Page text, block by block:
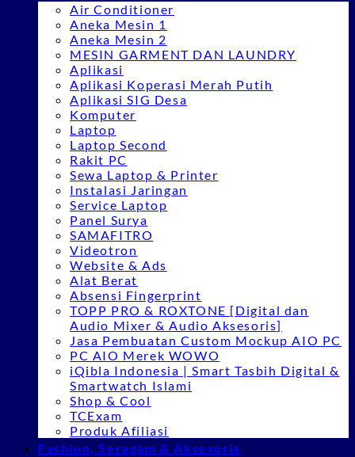
Air Conditioner
Aneka Mesin 1
Aneka Mesin 2
MESIN GARMENT DAN LAUNDRY
Aplikasi
Aplikasi Koperasi Merah Putih
Aplikasi SIG Desa
Komputer
Laptop
Laptop Second
Rakit PC
Sewa Laptop & Printer
Instalasi Jaringan
Service Laptop
Panel Surya
SAMAFITRO
Videotron
Website & Ads
Alat Berat
Absensi Fingerprint
TOPP PRO & ROXTONE [Digital dan
Audio Mixer & Audio Aksesoris]
Jasa Pembuatan Custom Mockup AIO PC
PC AIO Merek WOWO
iQibla Indonesia | Smart Tasbih Digital &
Smartwatch Islami
Shop & Cool
TCExam
Produk Afiliasi
Fashion, Seragam & Aksesoris